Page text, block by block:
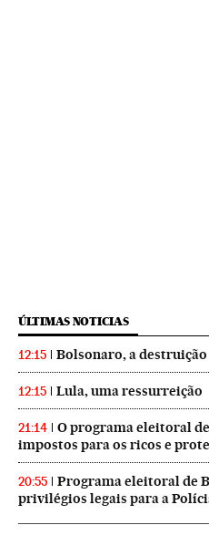
ÚLTIMAS NOTICIAS
12:15 Bolsonaro, a
12:15 Lula, uma ressurreição
21:14
O programa eleitoral
impostos para os ricos e
20:55
Programa eleitoral de
privilégios legais para a